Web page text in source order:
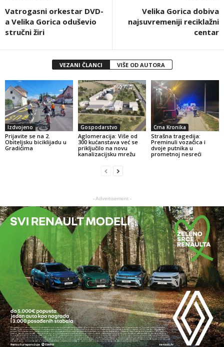
Vatrogasni orkestar DVD-
a Velika Gorica oduševio
stručni žiri
Velika Gorica dobiva
najsuvremeniji reciklažni
centar
VEZANI ČLANCI VIŠE OD AUTORA
Izdvojeno
Prijavite se na 2.
Obiteljsku biciklijadu u
Gradićima
Gospodarstvo
Aglomeracija: Više od
300 kućanstava već se
priključilo na novu
kanalizacijsku mrežu
Crna Kronika
Strašna tragedija:
Preminuli vozačica i
dvoje putnika u
prometnoj nesreći
- Advertisement -